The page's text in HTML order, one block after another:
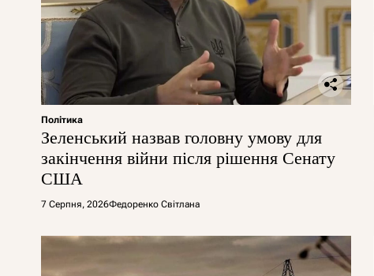
Політика
Зеленський назвав головну умову для
закінчення війни після рішення Сенату
США
7 Серпня, 2026Федоренко Світлана